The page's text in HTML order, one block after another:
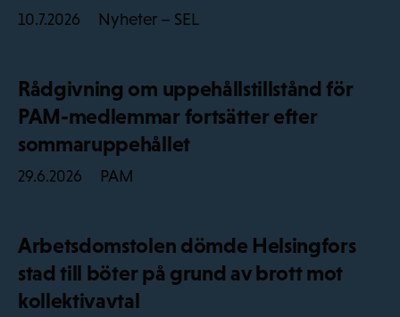
10.7.2026 Nyheter – SEL
Rådgivning om uppehållstillstånd för
PAM-medlemmar fortsätter efter
sommaruppehållet
29.6.2026 PAM
Arbetsdomstolen dömde Helsingfors
stad till böter på grund av brott mot
kollektivavtal